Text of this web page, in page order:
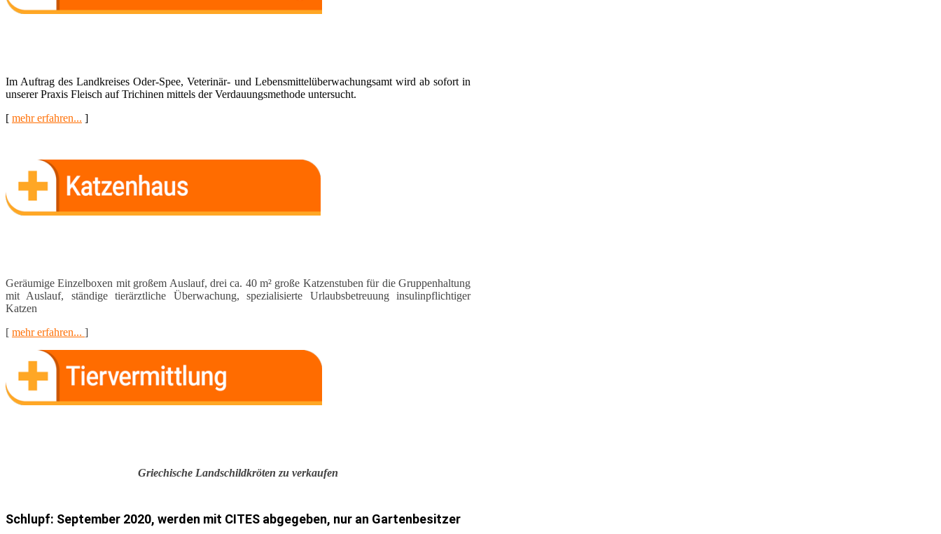
Im Auftrag des Landkreises Oder-Spee, Veterinär- und Lebensmittel­überwachungsamt wird ab sofort in
unserer Praxis Fleisch auf Trichinen mittels der Verdauungsmethode untersucht.
[ mehr erfahren... ]
Geräumige Einzelboxen mit großem Auslauf, drei ca. 40 m² große Katzenstuben für die Gruppen­haltung
mit Auslauf, ständige tierärztliche Überwachung, spezialisierte Urlaubsbetreuung insulinpflichti­ger
Katzen
[ mehr erfahren... ]
Griechische Landschildkröten zu verkaufen
Schlupf: September 2020, werden mit CITES abgegeben, nur an Gartenbesitzer